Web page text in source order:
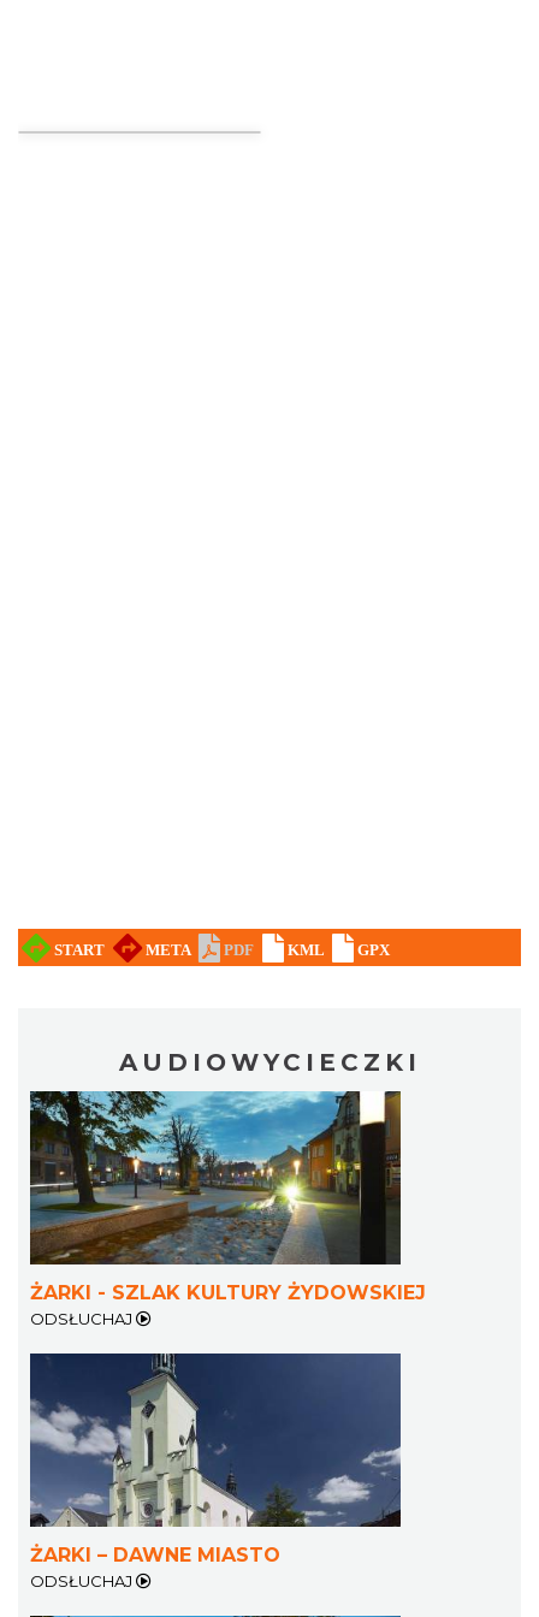
AUDIOWYCIECZKI
ŻARKI - SZLAK KULTURY ŻYDOWSKIEJ
ODSŁUCHAJ
ŻARKI – DAWNE MIASTO
ODSŁUCHAJ